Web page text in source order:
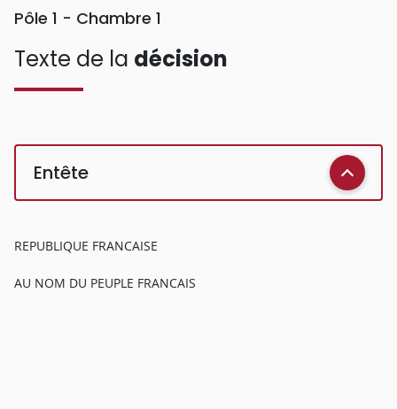
Pôle 1 - Chambre 1
Texte de la décision
Entête
REPUBLIQUE FRANCAISE
AU NOM DU PEUPLE FRANCAIS